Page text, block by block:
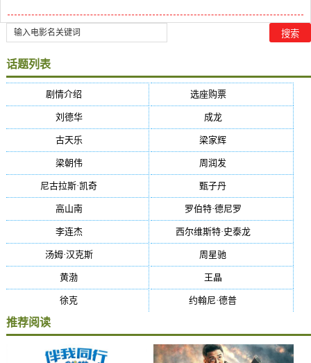
话题列表
剧情介绍 选座购票(5384)
刘德华(50) 成龙(46)
古天乐 梁家辉
梁朝伟(37) 周润发
尼古拉斯·凯奇 甄子丹
高山南(33) 罗伯特·德尼罗
李连杰(29) 西尔维斯特·史泰龙(29)
汤姆·汉克斯(27) 周星驰
黄渤 王晶
徐克 约翰尼·德普
推荐阅读